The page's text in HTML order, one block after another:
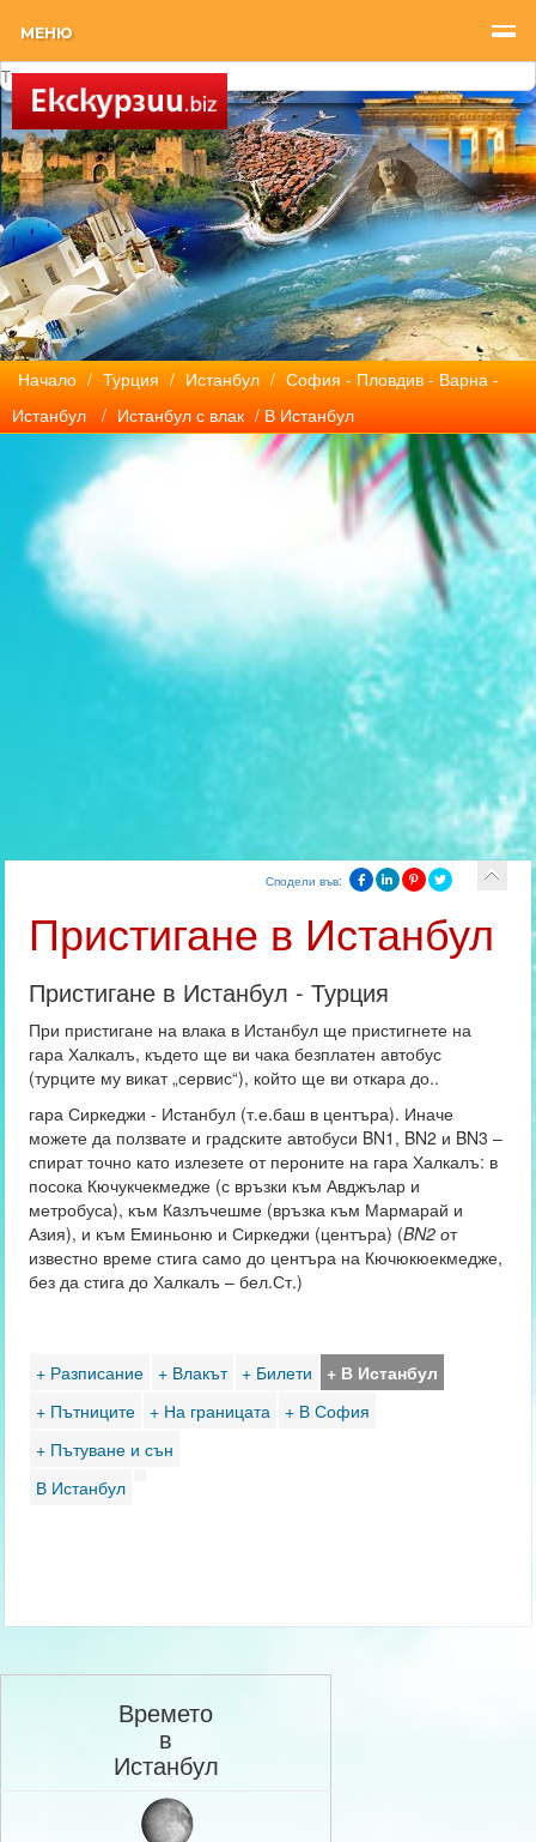
МЕНЮ
Начало / Турция / Истанбул / София - Пловдив - Варна -
Истанбул
/ Истанбул с влак / В Истанбул
Сподели във:
Пристигане в Истанбул
Пристигане в Истанбул - Турция
При пристигане на влака в Истанбул ще пристигнете на
гара Халкалъ, където ще ви чака безплатен автобус
(турците му викат „сервис“), който ще ви откара до..
гара Сиркеджи - Истанбул (т.е.баш в центъра). Иначе
можете да ползвате и градските автобуси BN1, BN2 и BN3 –
спират точно като излезете от пероните на гара Халкалъ: в
посока Кючукчекмедже (с връзки към Авджълар и
метробуса), към Кaзлъчешме (връзка към Мармарай и
Азия), и към Еминьоню и Сиркеджи (центъра) (BN2 от
известно време стига само до центъра на Кючюкюекмедже,
без да стига до Халкалъ – бел.Ст.)
+ Разписание + Влакът + Билети
+ В Истанбул
+ Пътниците
+ На границата
+ В София
+ Пътуване и сън
В Истанбул
Времето
в
Истанбул